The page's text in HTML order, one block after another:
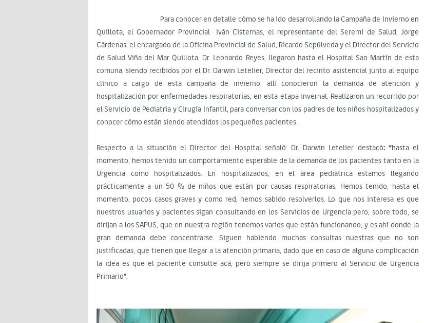
Para conocer en detalle cómo se ha ido desarrollando la Campaña de Invierno en
Quillota, el Gobernador Provincial Iván Cisternas, el representante del Seremi de Salud, Jorge
Cárdenas; el encargado de la Oficina Provincial de Salud, Ricardo Sepúlveda y el Director del Servicio
de Salud Viña del Mar Quillota, Dr. Leonardo Reyes, llegaron hasta el Hospital San Martín de esta
comuna, siendo recibidos por el Dr. Darwin Letelier, Director del recinto asistencial junto al equipo
clínico a cargo de esta campaña de invierno, allí conocieron la demanda de atención y
hospitalización por enfermedades respiratorias, en esta etapa invernal. Realizaron un recorrido por
el Servicio de Pediatría y Cirugía Infantil, para conversar con los padres de los niños hospitalizados y
conocer cómo están siendo atendidos los pequeños pacientes.
Respecto a la situación el Director del Hospital señaló: Dr. Darwin Letelier destacó: “hasta el
momento, hemos tenido un comportamiento esperable de la demanda de los pacientes tanto en la
Urgencia como hospitalizados. En hospitalizados, en el área pediátrica estamos llegando
prácticamente a un 50 % de niños que están por causas respiratorias. Hemos tenido, hasta el
momento, pocos casos graves y como red, hemos sabido resolverlos. Lo que nos interesa es que
nuestros usuarios y pacientes sigan consultando en los Servicios de Urgencia pero, sobre todo, se
dirijan a los SAPUS, que en nuestra región tenemos varios que están funcionando, y es ahí donde la
gran demanda debe concentrarse. Siguen habiendo muchas consultas nuestras que no son
justificadas, que tienen que llegar a la atención primaria, dado que en caso de alguna complicación
la idea es que el paciente consulte acá, pero siempre se dirija primero al Servicio de Urgencia
Primario”.